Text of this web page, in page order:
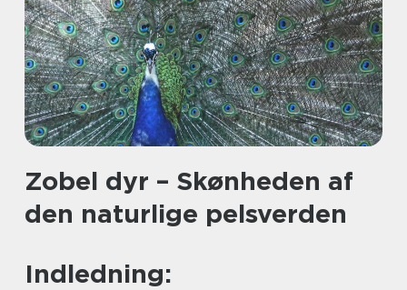
Zobel dyr – Skønheden af
den naturlige pelsverden
Indledning: